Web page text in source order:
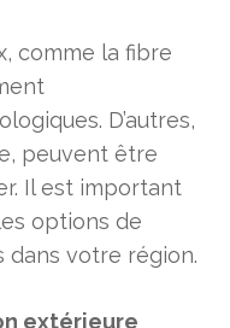
comme la fibre
D’autres,
peuvent être
Il est important
options de
dans votre région.
extérieure